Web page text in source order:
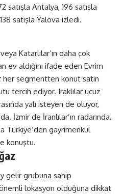
satışla Antalya, 196 satışla
satışla Yalova izledi.
Katarlılar’ın daha çok
ev aldığını ifade eden Evrim
her segmentten konut satın
tercih ediyor. Iraklılar ucuz
yalı isteyen de oluyor,
İzmir de İranlılar’ın radarında.
Türkiye’den gayrimenkul
konuştu.
gelir grubuna sahip
lokasyon olduğuna dikkat